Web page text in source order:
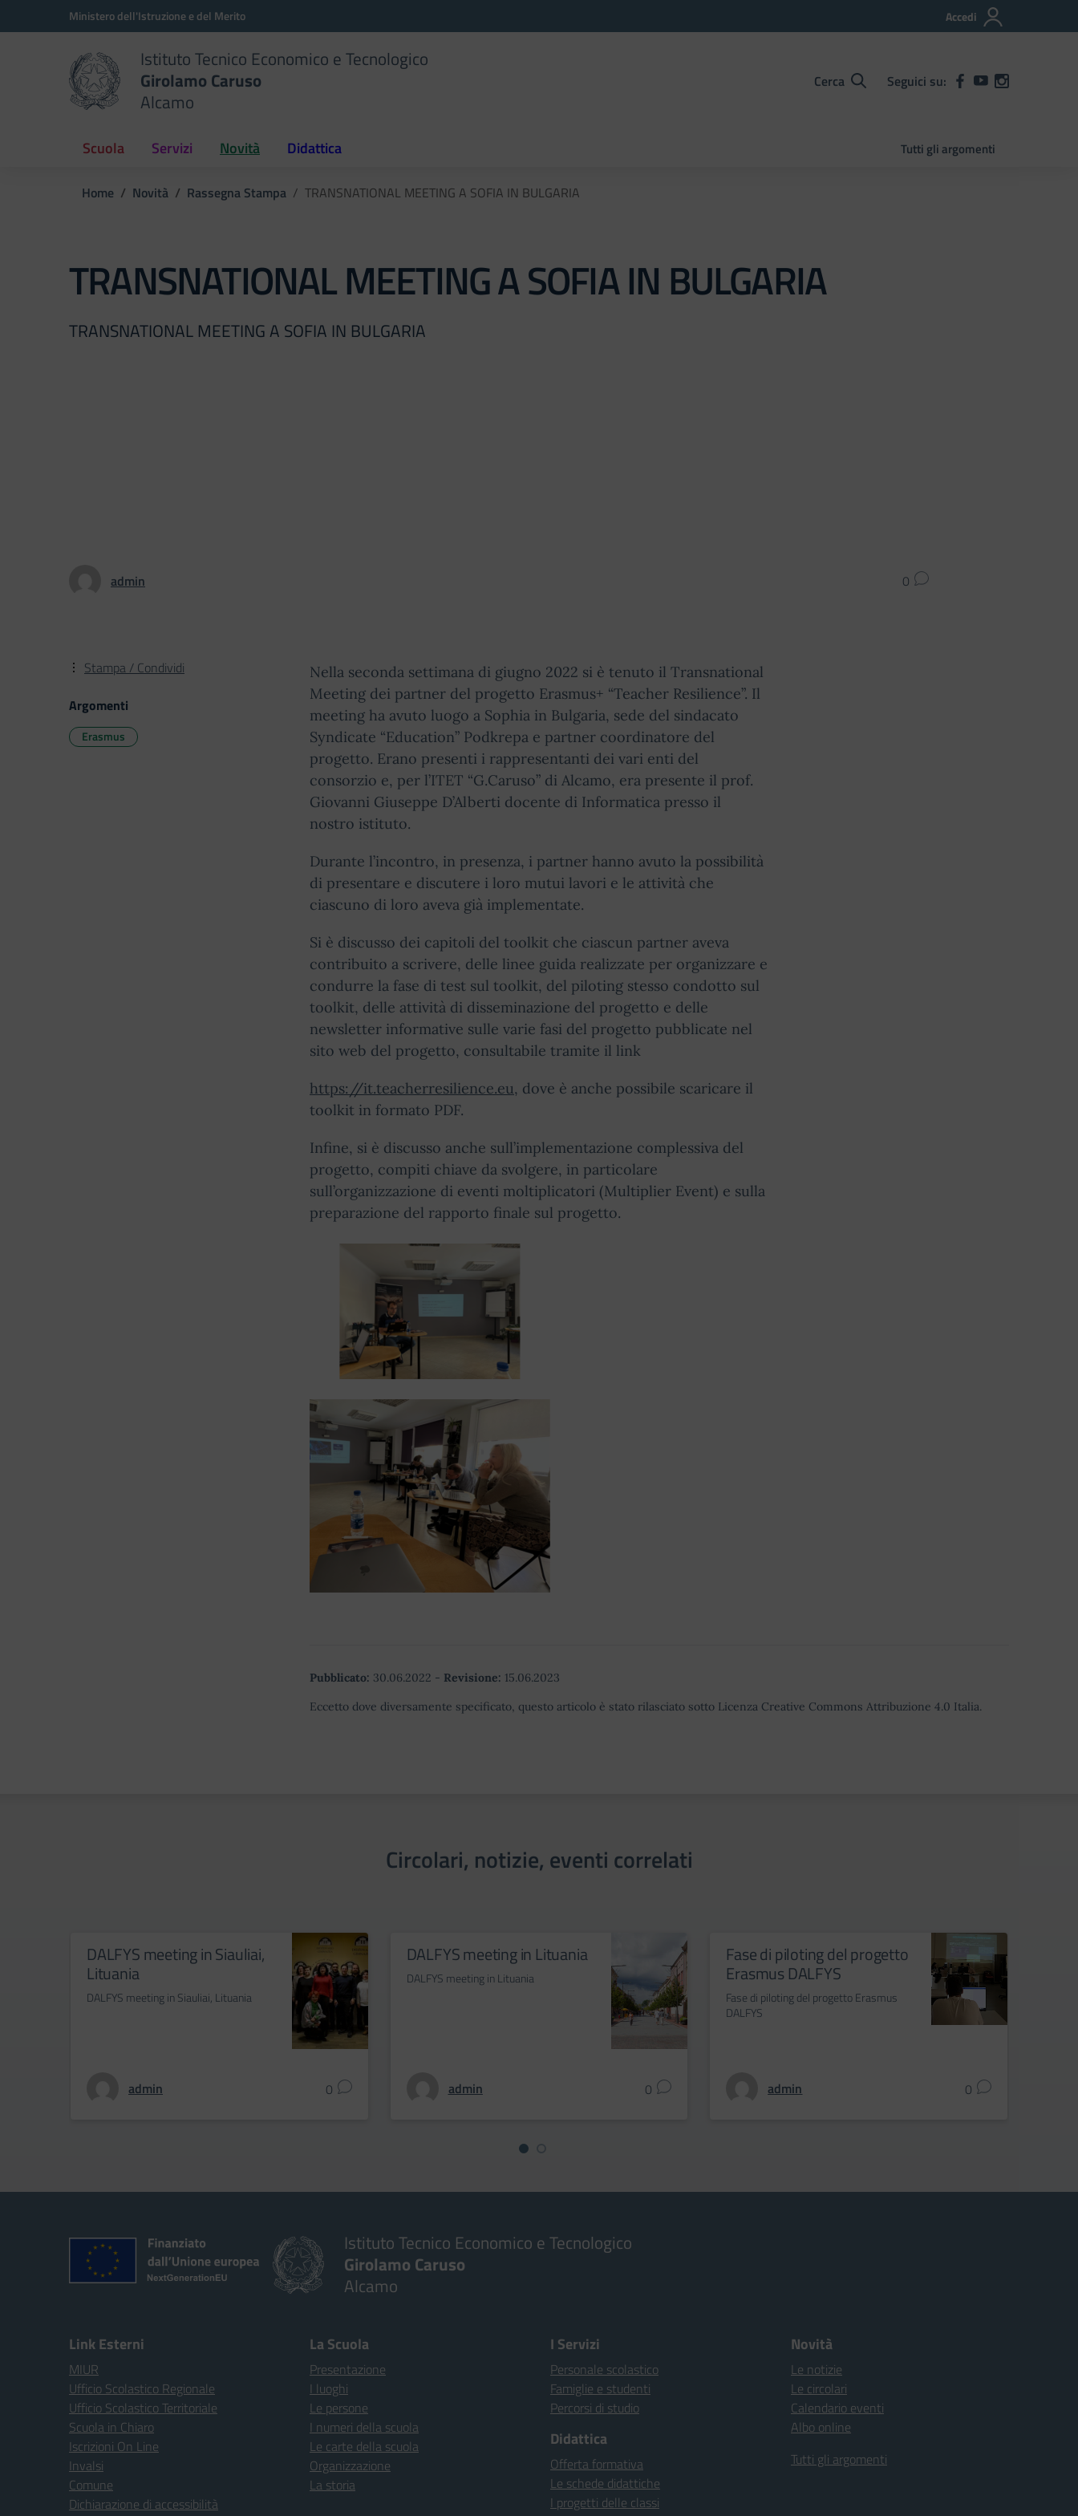
Vai ai contenuti
Vai al menu di navigazioneMinistero dell'Istruzione e del Merito Accedi
Istituto Tecnico Economico e Tecnologico
Girolamo Caruso
Alcamo
Cerca Seguici su:
Scuola Servizi Novità Didattica Tutti gli argomenti
Home Novità Rassegna Stampa TRANSNATIONAL MEETING A SOFIA IN BULGARIA
TRANSNATIONAL MEETING A SOFIA IN BULGARIA
TRANSNATIONAL MEETING A SOFIA IN BULGARIA
admin 0
Nella seconda settimana di giugno 2022 si è tenuto il Transnational
Meeting dei partner del progetto Erasmus+ “Teacher Resilience”. Il
meeting ha avuto luogo a Sophia in Bulgaria, sede del sindacato
Syndicate “Education” Podkrepa e partner coordinatore del
progetto. Erano presenti i rappresentanti dei vari enti del
consorzio e, per l’ITET “G.Caruso” di Alcamo, era presente il prof.
Giovanni Giuseppe D’Alberti docente di Informatica presso il
nostro istituto.
Durante l’incontro, in presenza, i partner hanno avuto la possibilità
di presentare e discutere i loro mutui lavori e le attività che
ciascuno di loro aveva già implementate.
Si è discusso dei capitoli del toolkit che ciascun partner aveva
contribuito a scrivere, delle linee guida realizzate per organizzare e
condurre la fase di test sul toolkit, del piloting stesso condotto sul
toolkit, delle attività di disseminazione del progetto e delle
newsletter informative sulle varie fasi del progetto pubblicate nel
sito web del progetto, consultabile tramite il link
https://it.teacherresilience.eu, dove è anche possibile scaricare il
toolkit in formato PDF.
Infine, si è discusso anche sull’implementazione complessiva del
progetto, compiti chiave da svolgere, in particolare
sull’organizzazione di eventi moltiplicatori (Multiplier Event) e sulla
preparazione del rapporto finale sul progetto.
Pubblicato: 30.06.2022 - Revisione: 15.06.2023
Eccetto dove diversamente specificato, questo articolo è stato rilasciato sotto Licenza Creative Commons Attribuzione 4.0 Italia.
Stampa / Condividi
Argomenti
Erasmus
Circolari, notizie, eventi correlati
DALFYS meeting in Siauliai,
Lituania
DALFYS meeting in Siauliai, Lituania
admin 0
DALFYS meeting in Lituania
DALFYS meeting in Lituania
admin 0
Fase di piloting del progetto
Erasmus DALFYS
Fase di piloting del progetto Erasmus
DALFYS
admin 0
Istituto Tecnico Economico e Tecnologico
Girolamo Caruso
Alcamo
Link Esterni
MIUR
Ufficio Scolastico Regionale
Ufficio Scolastico Territoriale
Scuola in Chiaro
Iscrizioni On Line
Invalsi
Comune
Dichiarazione di accessibilità
La Scuola
Presentazione
I luoghi
Le persone
I numeri della scuola
Le carte della scuola
Organizzazione
La storia
I Servizi
Personale scolastico
Famiglie e studenti
Percorsi di studio
Didattica
Offerta formativa
Le schede didattiche
I progetti delle classi
Novità
Le notizie
Le circolari
Calendario eventi
Albo online
Tutti gli argomenti